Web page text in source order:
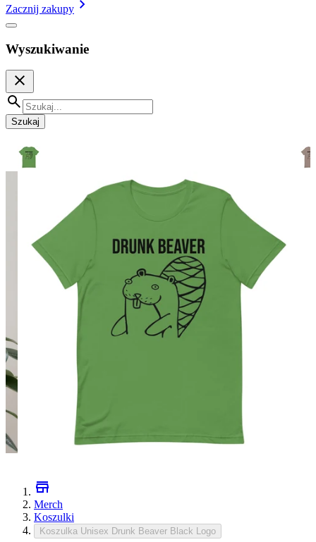
Zacznij zakupy
Wyszukiwanie
Szukaj
Merch
Koszulki
Koszulka Unisex Drunk Beaver Black Logo